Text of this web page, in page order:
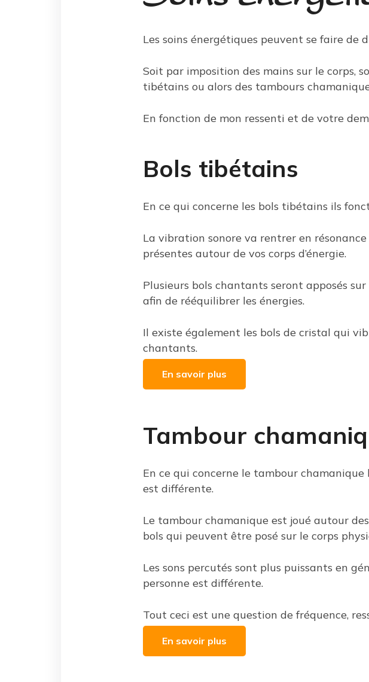
Les soins énergétiques peuvent se faire de
Soit par imposition des mains sur le corps,
tibétains ou alors des tambours
En fonction de mon ressenti et de votre
Bols tibétains
En ce qui concerne les bols tibétains ils
La vibration sonore va rentrer en
présentes autour de vos corps d’énergie.
Plusieurs bols chantants seront apposés
afin de rééquilibrer les énergies.
Il existe également les bols de cristal qui
chantants.
En savoir plus
Tambour
En ce qui concerne le tambour
est différente.
Le tambour chamanique est joué autour
bols qui peuvent être posé sur le corps
Les sons percutés sont plus puissants en
personne est différente.
Tout ceci est une question de fréquence,
En savoir plus